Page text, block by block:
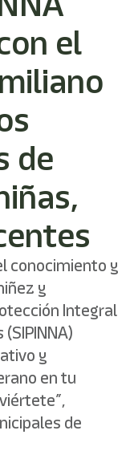
el
de
conocimiento y
y
Integral
y
en tu
de